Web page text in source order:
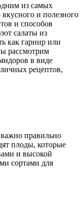
из самых
и полезного
и способов
салаты из
как гарнир или
рассмотрим
в виде
рецептов,
правильно
плоды, которые
и высокой
сортами для